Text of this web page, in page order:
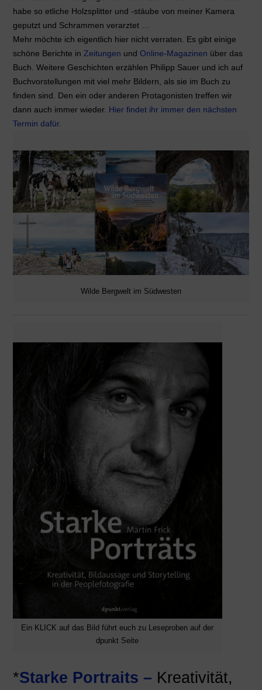
habe so etliche Holzsplitter und -stäube von meiner Kamera
geputzt und Schrammen verarztet …
Mehr möchte ich eigentlich hier nicht verraten. Es gibt einige
schöne Berichte in Zeitungen und Online-Magazinen über das
Buch. Weitere Geschichten erzählen Philipp Sauer und ich auf
Buchvorstellungen mit viel mehr Bildern, als sie im Buch zu
finden sind. Den ein oder anderen Protagonisten treffen wir
dann auch immer wieder. Hier findet ihr immer den nächsten
Termin dafür.
Wilde Bergwelt im Südwesten
Ein KLICK auf das Bild führt euch zu Leseproben auf der
dpunkt Seite
*Starke Portraits – Kreativität,